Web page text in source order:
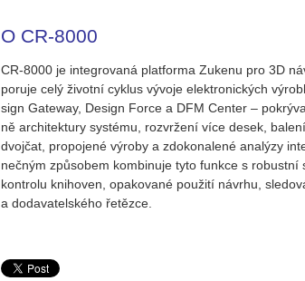
O CR-8000
CR-8000 je in­te­gro­va­ná plat­for­ma Zu­ke­nu pro 3D
po­ru­je celý ži­vot­ní cyk­lus vý­vo­je elek­tro­nic­kých
sign Ga­teway, De­sign Force a DFM Cen­ter –
ně ar­chi­tek­tu­ry sys­té­mu, roz­vr­že­ní více desek,
dvoj­čat, pro­po­je­né vý­ro­by a zdo­ko­na­le­né ana­lý­zy
neč­ným způ­so­bem kom­bi­nu­je tyto funk­ce s
kon­t­ro­lu kniho­ven, opa­ko­va­né po­u­ži­tí ná­vr­hu,
a do­da­va­tel­ské­ho ře­těz­ce.